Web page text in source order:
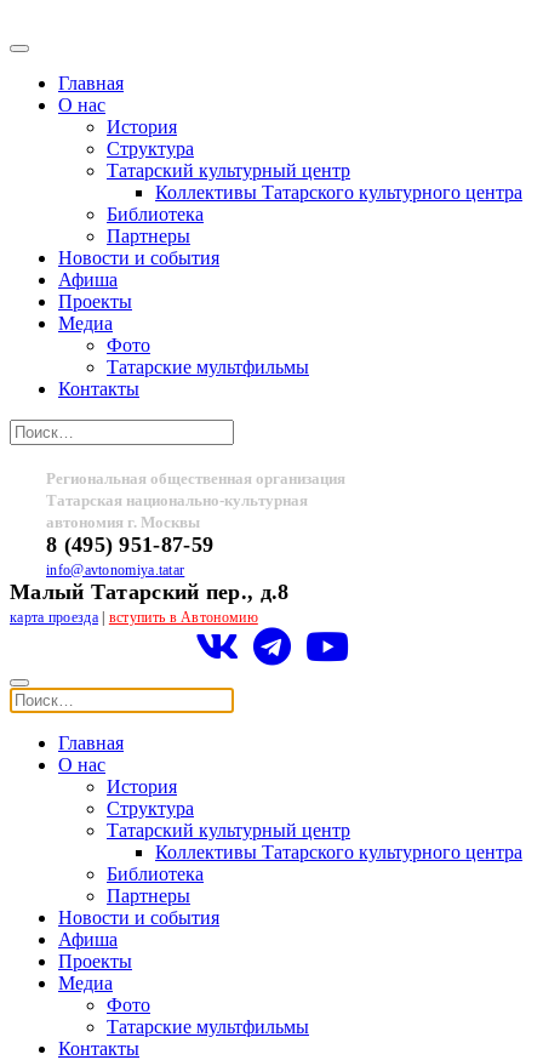
Главная
О нас
История
Структура
Татарский культурный центр
Коллективы Татарского культурного центра
Библиотека
Партнеры
Новости и события
Афиша
Проекты
Медиа
Фото
Татарские мультфильмы
Контакты
Региональная общественная организация
Татарская национально-культурная
автономия г. Москвы
8 (495) 951-87-59
info@avtonomiya.tatar
Малый Татарский пер., д.8
карта проезда| вступить в Автономию
Главная
О нас
История
Структура
Татарский культурный центр
Коллективы Татарского культурного центра
Библиотека
Партнеры
Новости и события
Афиша
Проекты
Медиа
Фото
Татарские мультфильмы
Контакты